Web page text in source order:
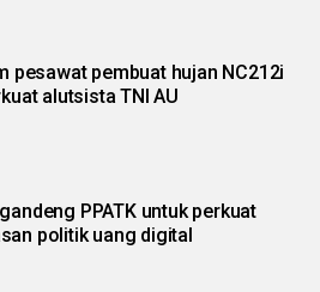
pesawat pembuat hujan NC212i
alutsista TNI AU
PPATK untuk perkuat
politik uang digital